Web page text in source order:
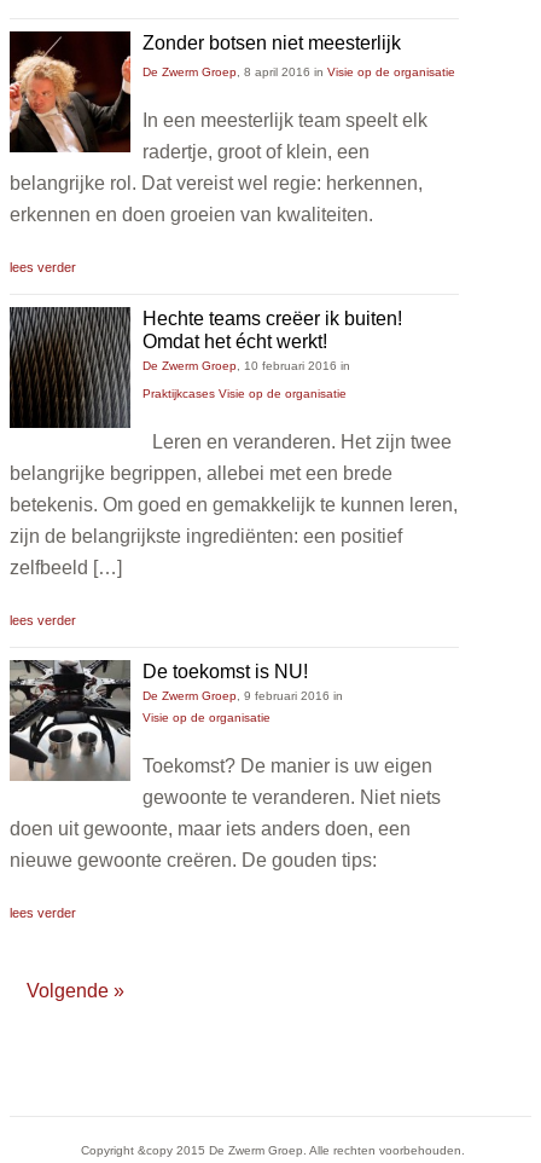
Zonder botsen niet meesterlijk
De Zwerm Groep 8 april 2016 in Visie op de organisatie
In een meesterlijk team speelt elk
radertje, groot of klein, een
belangrijke rol. Dat vereist wel regie: herkennen,
erkennen en doen groeien van kwaliteiten.
lees verder
Hechte teams creëer ik buiten!
Omdat het écht werkt!
De Zwerm Groep 10 februari 2016 in
Praktijkcases Visie op de organisatie
Leren en veranderen. Het zijn twee
belangrijke begrippen, allebei met een brede
betekenis. Om goed en gemakkelijk te kunnen leren,
zijn de belangrijkste ingrediënten: een positief
zelfbeeld […]
lees verder
De toekomst is NU!
De Zwerm Groep 9 februari 2016 in
Visie op de organisatie
Toekomst? De manier is uw eigen
gewoonte te veranderen. Niet niets
doen uit gewoonte, maar iets anders doen, een
nieuwe gewoonte creëren. De gouden tips:
lees verder
Volgende »
Copyright &copy 2015 De Zwerm Groep. Alle rechten voorbehouden.